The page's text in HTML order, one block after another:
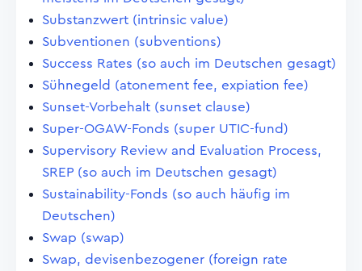
Substanzwert (intrinsic value)
Subventionen (subventions)
Success Rates (so auch im Deutschen gesagt)
Sühnegeld (atonement fee, expiation fee)
Sunset-Vorbehalt (sunset clause)
Super-OGAW-Fonds (super UTIC-fund)
Supervisory Review and Evaluation Process,
SREP (so auch im Deutschen gesagt)
Sustainability-Fonds (so auch häufig im
Deutschen)
Swap (swap)
Swap, devisenbezogener (foreign rate